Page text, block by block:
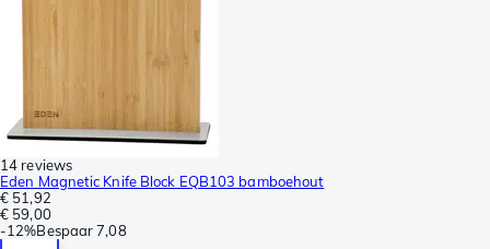
14 reviews
Eden Magnetic Knife Block EQB103 bamboehout
€ 51,92
€ 59,00
-12%Bespaar 7,08